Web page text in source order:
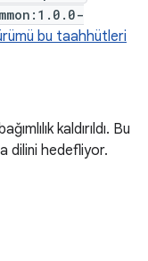
bu taahhütleri
kaldırıldı. Bu
dilini hedefliyor.